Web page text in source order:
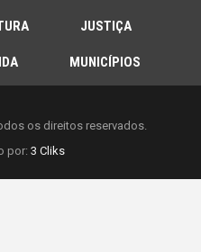
JUSTIÇA
MUNICÍPIOS
os direitos reservados.
por: 3 Cliks